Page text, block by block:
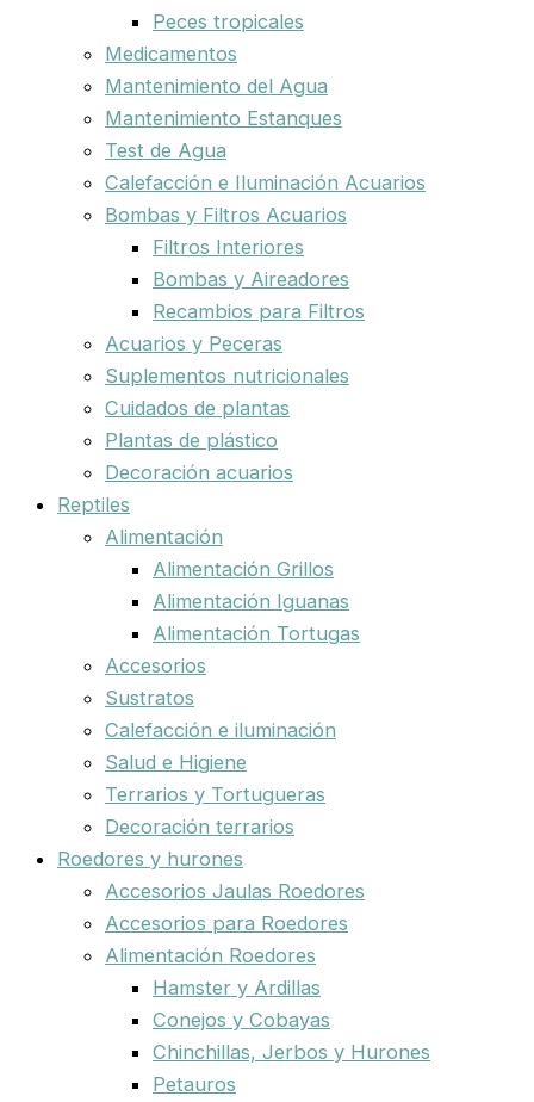
Peces tropicales
Medicamentos
Mantenimiento del Agua
Mantenimiento Estanques
Test de Agua
Calefacción e Iluminación Acuarios
Bombas y Filtros Acuarios
Filtros Interiores
Bombas y Aireadores
Recambios para Filtros
Acuarios y Peceras
Suplementos nutricionales
Cuidados de plantas
Plantas de plástico
Decoración acuarios
Reptiles
Alimentación
Alimentación Grillos
Alimentación Iguanas
Alimentación Tortugas
Accesorios
Sustratos
Calefacción e iluminación
Salud e Higiene
Terrarios y Tortugueras
Decoración terrarios
Roedores y hurones
Accesorios Jaulas Roedores
Accesorios para Roedores
Alimentación Roedores
Hamster y Ardillas
Conejos y Cobayas
Chinchillas, Jerbos y Hurones
Petauros